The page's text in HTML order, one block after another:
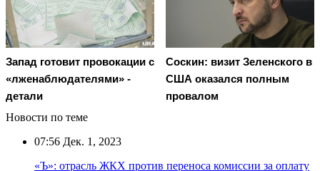
Запад готовит провокации с
«лженаблюдателями» -
детали
Соскин: визит Зеленского в
США оказался полным
провалом
Новости по теме
07:56 Дек. 1, 2023
«Ъ»: отрасль ЖКХ против переноса комиссии за оплату